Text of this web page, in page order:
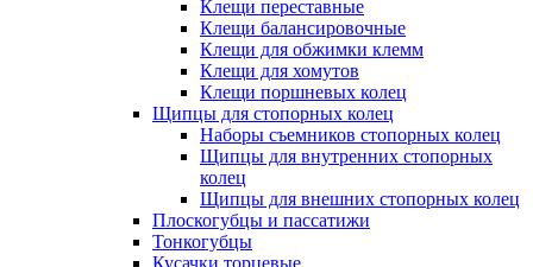
Клещи переставные
Клещи балансировочные
Клещи для обжимки клемм
Клещи для хомутов
Клещи поршневых колец
Щипцы для стопорных колец
Наборы съемников стопорных колец
Щипцы для внутренних стопорных
колец
Щипцы для внешних стопорных колец
Плоскогубцы и пассатижи
Тонкогубцы
Кусачки торцевые